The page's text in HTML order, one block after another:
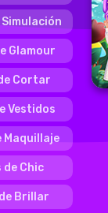
Glamour
Cortar
Vestidos
Maquillaje
de Chic
Brillar